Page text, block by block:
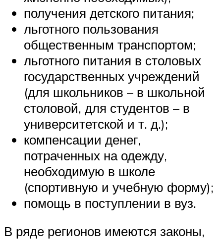
получения детского питания;
льготного пользования
общественным транспортом;
льготного питания в столовых
государственных учреждений
(для школьников – в школьной
столовой, для студентов – в
университетской и т. д.);
компенсации денег,
потраченных на одежду,
необходимую в школе
(спортивную и учебную форму);
помощь в поступлении в вуз.
В ряде регионов имеются законы,